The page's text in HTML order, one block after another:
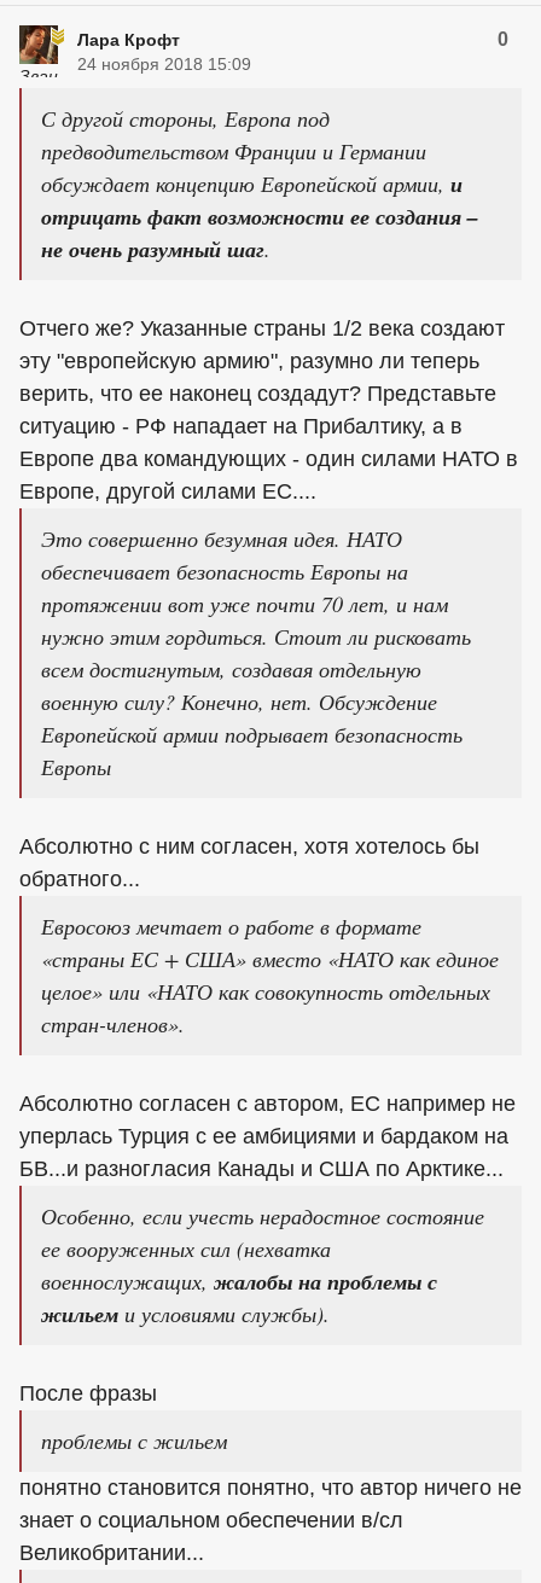
Лара Крофт 0
24 ноября 2018 15:09
С другой стороны, Европа под
предводительством Франции и Германии
обсуждает концепцию Европейской армии, и
отрицать факт возможности ее создания –
не очень разумный шаг.
Отчего же? Указанные страны 1/2 века создают
эту "европейскую армию", разумно ли теперь
верить, что ее наконец создадут? Представьте
ситуацию - РФ нападает на Прибалтику, а в
Европе два командующих - один силами НАТО в
Европе, другой силами ЕС....
Это совершенно безумная идея. НАТО
обеспечивает безопасность Европы на
протяжении вот уже почти 70 лет, и нам
нужно этим гордиться. Стоит ли рисковать
всем достигнутым, создавая отдельную
военную силу? Конечно, нет. Обсуждение
Европейской армии подрывает безопасность
Европы
Абсолютно с ним согласен, хотя хотелось бы
обратного...
Евросоюз мечтает о работе в формате
«страны ЕС + США» вместо «НАТО как единое
целое» или «НАТО как совокупность отдельных
стран-членов».
Абсолютно согласен с автором, ЕС например не
уперлась Турция с ее амбициями и бардаком на
БВ...и разногласия Канады и США по Арктике...
Особенно, если учесть нерадостное состояние
ее вооруженных сил (нехватка
военнослужащих, жалобы на проблемы с
жильем и условиями службы).
После фразы
проблемы с жильем
понятно становится понятно, что автор ничего не
знает о социальном обеспечении в/сл
Великобритании...